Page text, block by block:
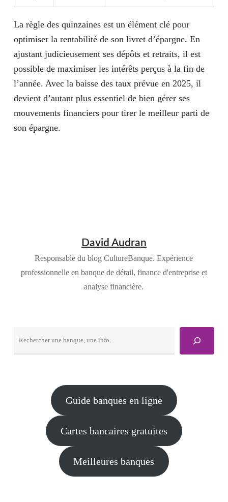
La règle des quinzaines est un élément clé pour
optimiser la rentabilité de son livret d’épargne. En
ajustant judicieusement ses dépôts et retraits, il est
possible de maximiser les intérêts perçus à la fin de
l’année. Avec la baisse des taux prévue en 2025, il
devient d’autant plus essentiel de bien gérer ses
mouvements financiers pour tirer le meilleur parti de
son épargne.
David Audran
Responsable du blog CultureBanque. Expérience
professionnelle en banque de détail, finance d'entreprise et
analyse financière.
Guide banques en ligne
Cartes bancaires gratuites
Meilleures banques